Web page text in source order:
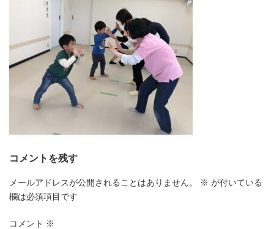
時
:
コメントを残す
メールアドレスが公開されることはありません。 ※ が付いている
欄は必須項目です
コメント ※